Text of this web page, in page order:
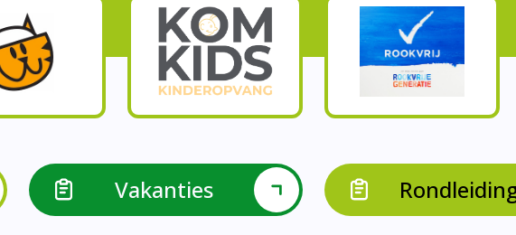
Op onze school krijgen leerlingen met een verrijkend aanbod
school werken leerkrachten samen in leerteams op het gebied
Op onze school vieren we samen.
werken leraarondersteuners met leerlingen met een